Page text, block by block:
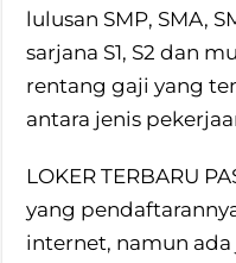
lulusan SMP, SMA,
sarjana S1, S2 dan
rentang gaji yang
antara jenis
LOKER TERBARU
yang
internet, namun